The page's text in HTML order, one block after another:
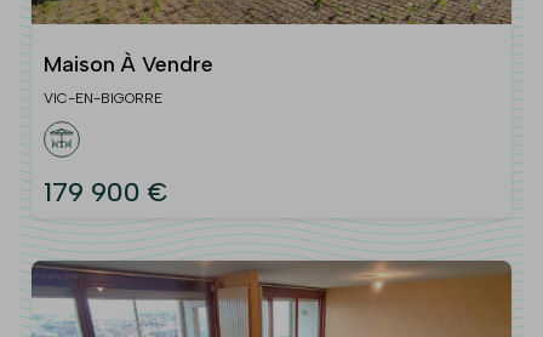
Maison À Vendre
VIC-EN-BIGORRE
179 900 €